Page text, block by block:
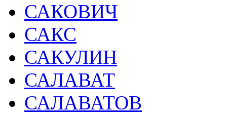
САКОВИЧ
САКС
САКУЛИН
САЛАВАТ
САЛАВАТОВ